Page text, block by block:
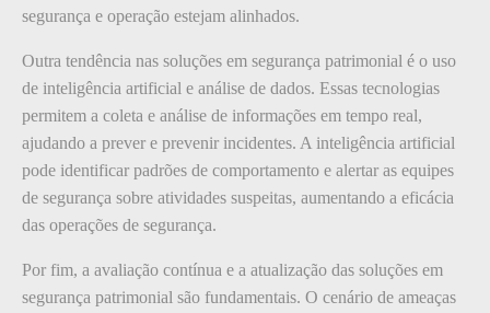
segurança e operação estejam alinhados.
Outra tendência nas soluções em segurança patrimonial é o uso
de inteligência artificial e análise de dados. Essas tecnologias
permitem a coleta e análise de informações em tempo real,
ajudando a prever e prevenir incidentes. A inteligência artificial
pode identificar padrões de comportamento e alertar as equipes
de segurança sobre atividades suspeitas, aumentando a eficácia
das operações de segurança.
Por fim, a avaliação contínua e a atualização das soluções em
segurança patrimonial são fundamentais. O cenário de ameaças